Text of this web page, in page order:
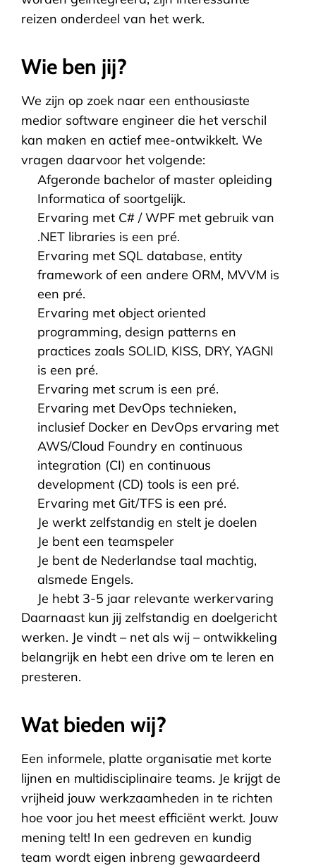
reizen onderdeel van het werk.
Wie ben jij?
We zijn op zoek naar een enthousiaste
medior software engineer die het verschil
kan maken en actief mee-ontwikkelt. We
vragen daarvoor het volgende:
Afgeronde bachelor of master opleiding
Informatica of soortgelijk.
Ervaring met C# / WPF met gebruik van
.NET libraries is een pré.
Ervaring met SQL database, entity
framework of een andere ORM, MVVM is
een pré.
Ervaring met object oriented
programming, design patterns en
practices zoals SOLID, KISS, DRY, YAGNI
is een pré.
Ervaring met scrum is een pré.
Ervaring met DevOps technieken,
inclusief Docker en DevOps ervaring met
AWS/Cloud Foundry en continuous
integration (CI) en continuous
development (CD) tools is een pré.
Ervaring met Git/TFS is een pré.
Je werkt zelfstandig en stelt je doelen
Je bent een teamspeler
Je bent de Nederlandse taal machtig,
alsmede Engels.
Je hebt 3-5 jaar relevante werkervaring
Daarnaast kun jij zelfstandig en doelgericht
werken. Je vindt – net als wij – ontwikkeling
belangrijk en hebt een drive om te leren en
presteren.
Wat bieden wij?
Een informele, platte organisatie met korte
lijnen en multidisciplinaire teams. Je krijgt de
vrijheid jouw werkzaamheden in te richten
hoe voor jou het meest efficiënt werkt. Jouw
mening telt! In een gedreven en kundig
team wordt eigen inbreng gewaardeerd